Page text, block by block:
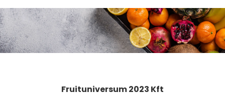
Fruituniversum 2023 Kft